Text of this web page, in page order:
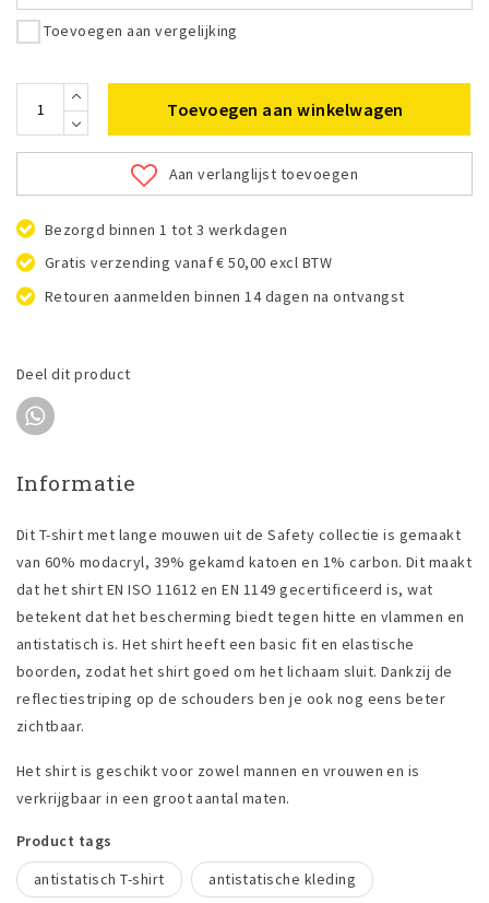
Toevoegen aan vergelijking
Toevoegen aan winkelwagen
Aan verlanglijst toevoegen
Bezorgd binnen 1 tot 3 werkdagen
Gratis verzending vanaf € 50,00 excl BTW
Retouren aanmelden binnen 14 dagen na ontvangst
Deel dit product
Informatie
Dit T-shirt met lange mouwen uit de Safety collectie is gemaakt
van 60% modacryl, 39% gekamd katoen en 1% carbon. Dit maakt
dat het shirt EN ISO 11612 en EN 1149 gecertificeerd is, wat
betekent dat het bescherming biedt tegen hitte en vlammen en
antistatisch is. Het shirt heeft een basic fit en elastische
boorden, zodat het shirt goed om het lichaam sluit. Dankzij de
reflectiestriping op de schouders ben je ook nog eens beter
zichtbaar.
Het shirt is geschikt voor zowel mannen en vrouwen en is
verkrijgbaar in een groot aantal maten.
Product tags
antistatisch T-shirt
antistatische kleding